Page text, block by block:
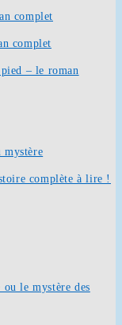
complet
complet
– le roman
mystère
complète à lire !
le mystère des